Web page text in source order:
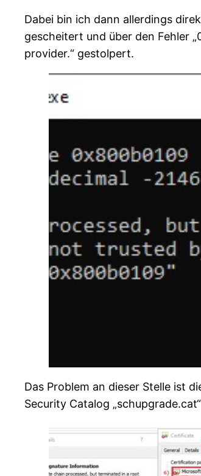
Dabei bin ich dann allerdings
gescheitert und über den Fehler
provider.“ gestolpert.
Das Problem an dieser Stelle ist
Security Catalog